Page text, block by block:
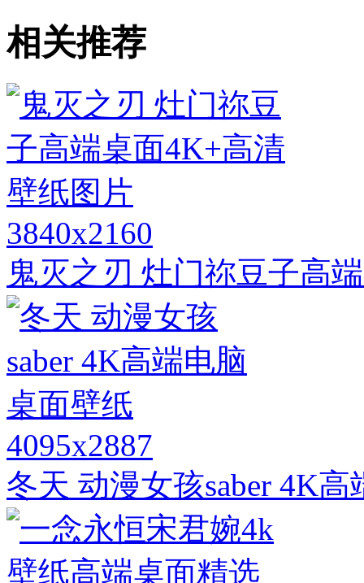
相关推荐
3840x2160
鬼灭之刃 灶门祢豆子高
4095x2887
冬天 动漫女孩saber 4K